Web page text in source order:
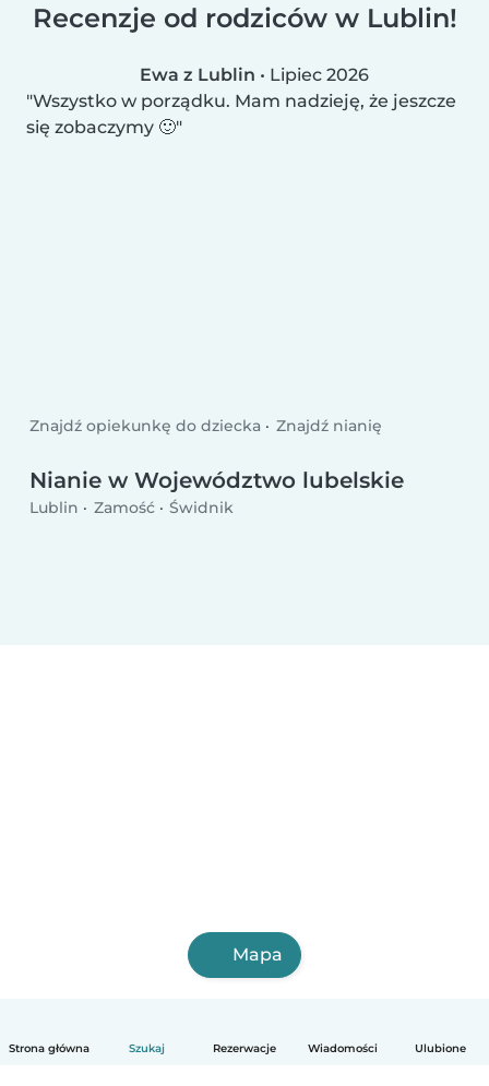
Strona główna Szukaj Rezerwacje Wiadomości Ulubione
Recenzje od rodziców w Lublin!
Ewa z Lublin • Lipiec 2026
Wszystko w porządku. Mam nadzieję, że jeszcze
się zobaczymy 🙂
Znajdź opiekunkę do dziecka Znajdź nianię
Nianie w Województwo lubelskie
Lublin Zamość Świdnik
Mapa